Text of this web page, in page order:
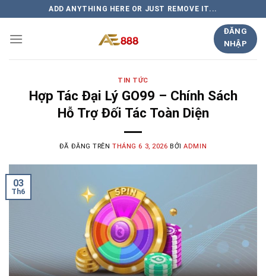
đến
nội
ADD ANYTHING HERE OR JUST REMOVE IT...
ĐĂNG
NHẬP
TIN TỨC
Hợp Tác Đại Lý GO99 – Chính Sách
Hỗ Trợ Đối Tác Toàn Diện
ĐÃ ĐĂNG TRÊNTHÁNG 6 3, 2026 BỞIADMIN
03
Th6